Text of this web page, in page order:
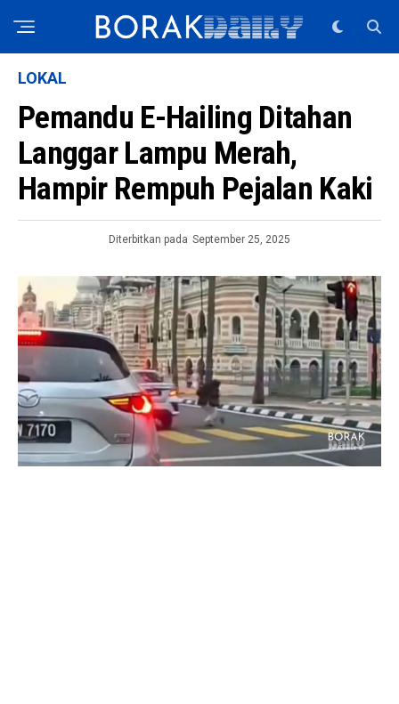
LOKAL
Pemandu E-Hailing Ditahan
Langgar Lampu Merah,
Hampir Rempuh Pejalan Kaki
Diterbitkan pada September 25, 2025